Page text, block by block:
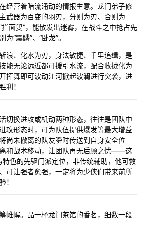
经营着暗流涌动的情报生意。龙门弟子修
武器为百变的羽刃，分则为刃、合则为
面叟”，能散发出迷雾，在战斗之中抢占先
“震鳞”、“卧龙”。
浪、化水为刃，身法敏捷、千里追缉，是
能无论远近都可援引水流，配合收拢化为
挥舞即可波动江河掀起波澜进行突袭，进
利！
切换进攻或机动两种形态，往往是团队中
攻形态时，可为队伍提供爆发等最大增益
尚未撤离的队友瞬时传送到自身安全位
和战术移动，让团队再无后顾之忧——这
色的先驱门派定位，非传统辅助，他可救
可让强者愈强，一定将为少侠们带来前所
！
帷幄。品一杯龙门茶馆的香茗，细数一段